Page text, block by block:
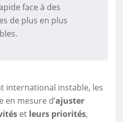
face à des
de plus en plus
international instable, les
mesure d’ajuster
et leurs priorités,